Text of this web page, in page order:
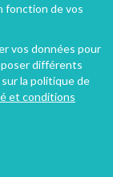
fonction de vos
vos données pour
différents
la politique de
et conditions
confidentialité
réservés ‐
2026